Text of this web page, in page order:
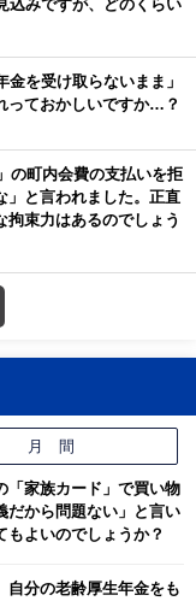
込みですが、どのくらい
金を受け取らないまま」
っておかしいですか…？
の町内会費の支払いを拒
」と言われました。正直
拘束力はあるのでしょう
月 間
「家族カード」で買い物
だから問題ない」と言い
もよいのでしょうか？
自分の老齢厚生年金をも